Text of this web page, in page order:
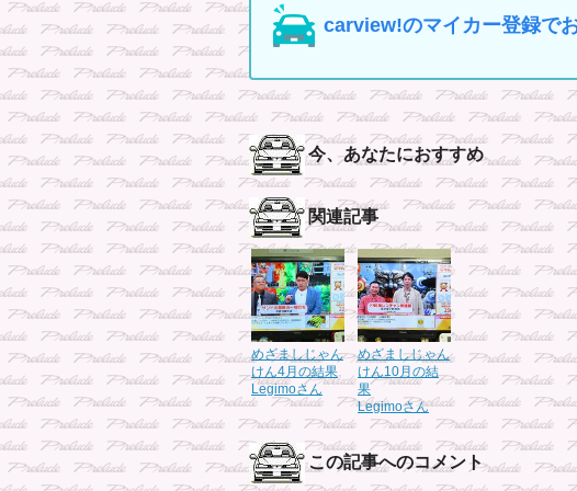
carview!のマイカー登録で
今、あなたにおすすめ
関連記事
めざましじゃん
けん4月の結果
Legimoさん
めざましじゃん
けん10月の結
果
Legimoさん
この記事へのコメント